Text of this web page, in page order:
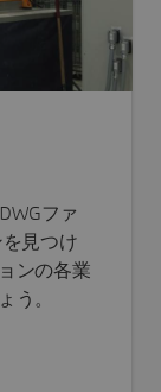
ファ
見つけ
ンの各業
う。